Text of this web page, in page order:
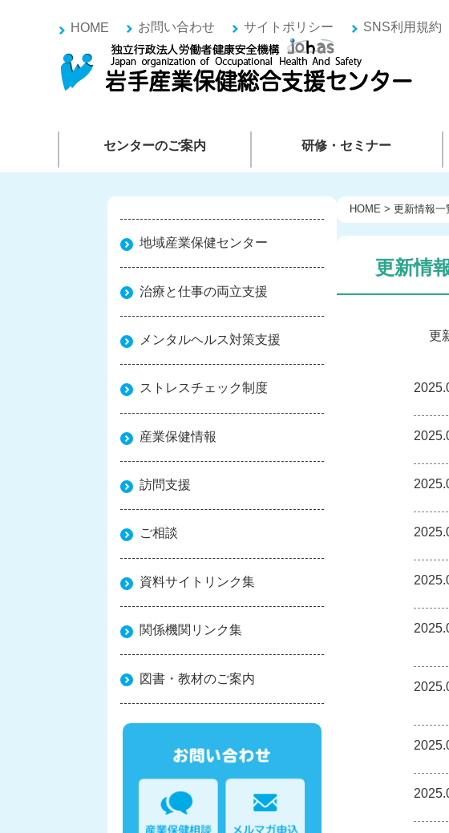
HOME お問い合わせ サイトポリシー SNS利用規約
センターのご案内 研修・セミナー
地域産業保健センター
治療と仕事の両立支援
メンタルヘルス対策支援
ストレスチェック制度
産業保健情報
訪問支援
ご相談
資料サイトリンク集
関係機関リンク集
図書・教材のご案内
HOME >更新情報一
更新情
更